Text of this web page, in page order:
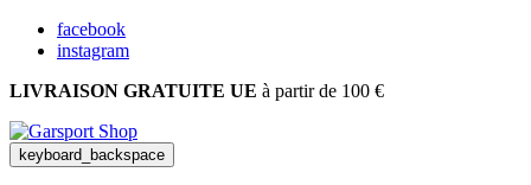
facebook
instagram
LIVRAISON GRATUITE UE à partir de 100 €
keyboard_backspace